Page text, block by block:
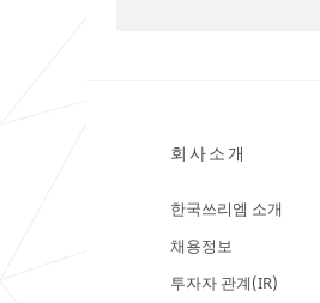
회사소개
한국쓰리엠 소개
채용정보
투자자 관계(IR)